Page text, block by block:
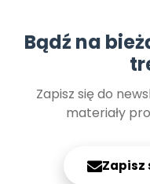
Bądź na
Zapisz się do
materiały
Zapisz